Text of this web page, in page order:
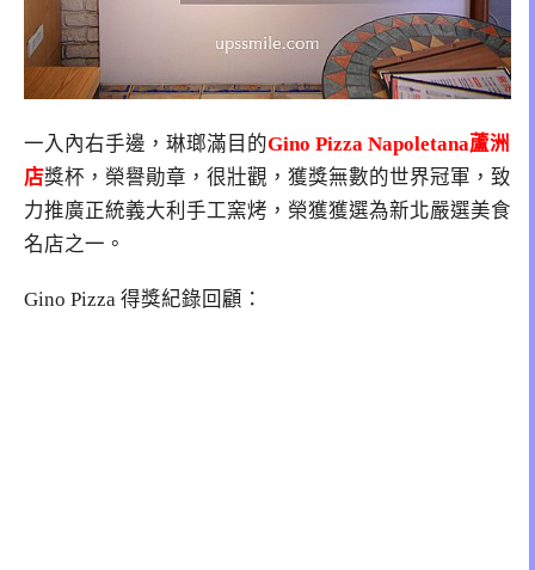
一入內右手邊，琳瑯滿目的Gino Pizza Napoletana蘆洲
店獎杯，榮譽勛章，很壯觀，獲獎無數的世界冠軍，致
力推廣正統義大利手工窯烤，榮獲獲選為新北嚴選美食
名店之一。
Gino Pizza 得獎紀錄回顧：